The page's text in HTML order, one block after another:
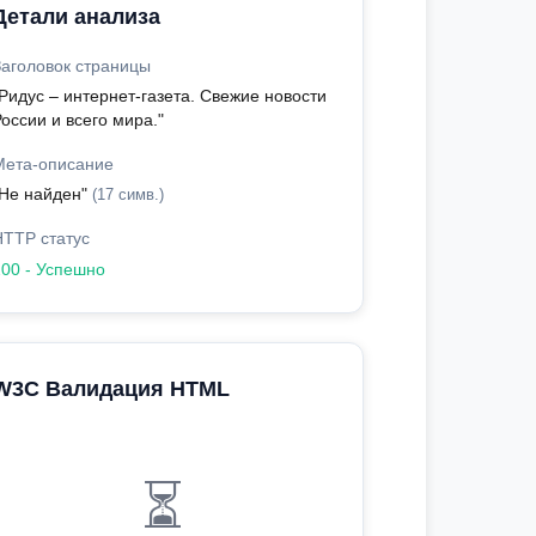
анализа
страницы
– интернет-газета. Свежие новости
и всего мира."
описание
найден" (17 симв.)
статус
- Успешно
Валидация HTML
⏳